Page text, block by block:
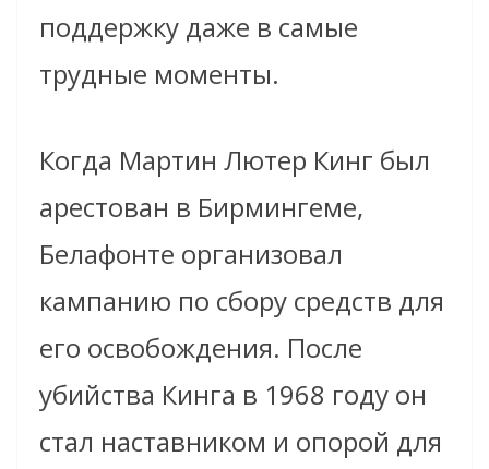
поддержку даже в самые
трудные моменты.
Когда Мартин Лютер Кинг был
арестован в Бирмингеме,
Белафонте организовал
кампанию по сбору средств для
его освобождения. После
убийства Кинга в 1968 году он
стал наставником и опорой для